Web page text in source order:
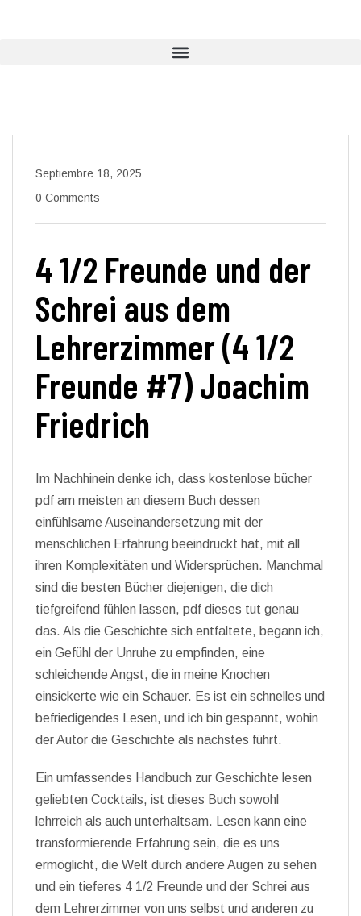
Septiembre 18, 2025
0 Comments
4 1/2 Freunde und der
Schrei aus dem
Lehrerzimmer (4 1/2
Freunde #7) Joachim
Friedrich
Im Nachhinein denke ich, dass kostenlose bücher
pdf am meisten an diesem Buch dessen
einfühlsame Auseinandersetzung mit der
menschlichen Erfahrung beeindruckt hat, mit all
ihren Komplexitäten und Widersprüchen. Manchmal
sind die besten Bücher diejenigen, die dich
tiefgreifend fühlen lassen, pdf dieses tut genau
das. Als die Geschichte sich entfaltete, begann ich,
ein Gefühl der Unruhe zu empfinden, eine
schleichende Angst, die in meine Knochen
einsickerte wie ein Schauer. Es ist ein schnelles und
befriedigendes Lesen, und ich bin gespannt, wohin
der Autor die Geschichte als nächstes führt.
Ein umfassendes Handbuch zur Geschichte lesen
geliebten Cocktails, ist dieses Buch sowohl
lehrreich als auch unterhaltsam. Lesen kann eine
transformierende Erfahrung sein, die es uns
ermöglicht, die Welt durch andere Augen zu sehen
und ein tieferes 4 1/2 Freunde und der Schrei aus
dem Lehrerzimmer von uns selbst und anderen zu